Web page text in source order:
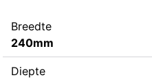
Breedte
240mm
Diepte